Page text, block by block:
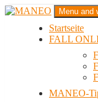
Zum
MANEO
Das schwule Anti-
Menu and
Startseite
FALL
MANEO-